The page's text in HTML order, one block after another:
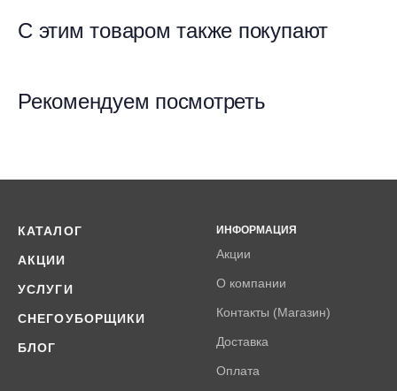
С этим товаром также покупают
Рекомендуем посмотреть
КАТАЛОГ
АКЦИИ
УСЛУГИ
СНЕГОУБОРЩИКИ
БЛОГ
ИНФОРМАЦИЯ
Акции
О компании
Контакты (Магазин)
Доставка
Оплата